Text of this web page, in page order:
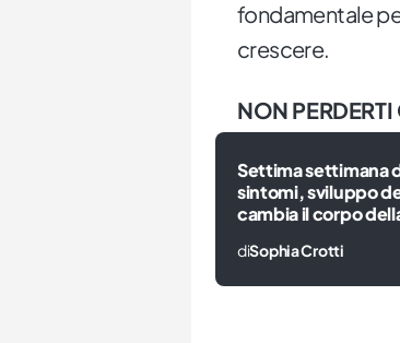
fondamentale
crescere.
NON
Settima settimana
sintomi, sviluppo
cambia il corpo
diSophia Crotti